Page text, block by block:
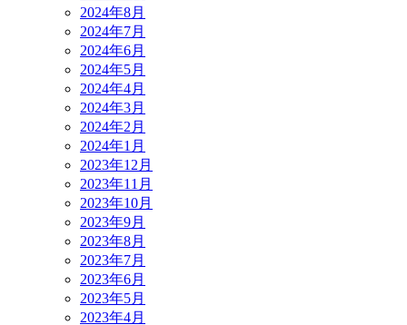
2024年8月
2024年7月
2024年6月
2024年5月
2024年4月
2024年3月
2024年2月
2024年1月
2023年12月
2023年11月
2023年10月
2023年9月
2023年8月
2023年7月
2023年6月
2023年5月
2023年4月